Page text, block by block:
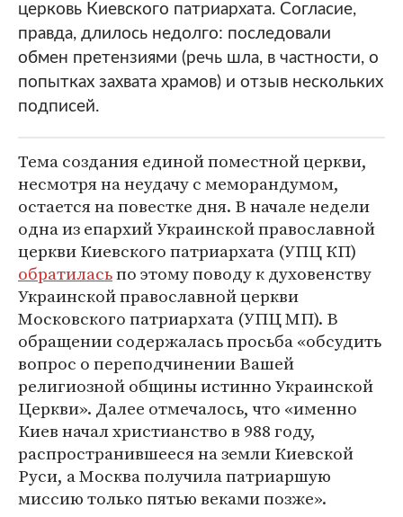
церковь Киевского патриархата. Согласие,
правда, длилось недолго: последовали
обмен претензиями (речь шла, в частности, о
попытках захвата храмов) и отзыв нескольких
подписей.
Тема создания единой поместной церкви,
несмотря на неудачу с меморандумом,
остается на повестке дня. В начале недели
одна из епархий Украинской православной
церкви Киевского патриархата (УПЦ КП)
обратиласьпо этому поводу к духовенству
Украинской православной церкви
Московского патриархата (УПЦ МП). В
обращении содержалась просьба «обсудить
вопрос о переподчинении Вашей
религиозной общины истинно Украинской
Церкви». Далее отмечалось, что «именно
Киев начал христианство в 988 году,
распространившееся на земли Киевской
Руси, а Москва получила патриаршую
миссию только пятью веками позже».